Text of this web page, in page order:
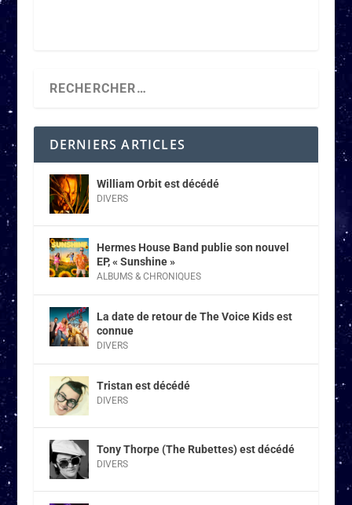
DERNIERS ARTICLES
William Orbit est décédé
DIVERS
Hermes House Band publie son nouvel
EP, « Sunshine »
ALBUMS & CHRONIQUES
La date de retour de The Voice Kids est
connue
DIVERS
Tristan est décédé
DIVERS
Tony Thorpe (The Rubettes) est décédé
DIVERS